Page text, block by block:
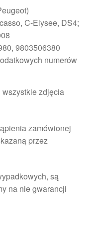
C-Elysee, DS4;
9803506380
numerów
zdjęcia
zamówionej
przez
są
na nie gwarancji